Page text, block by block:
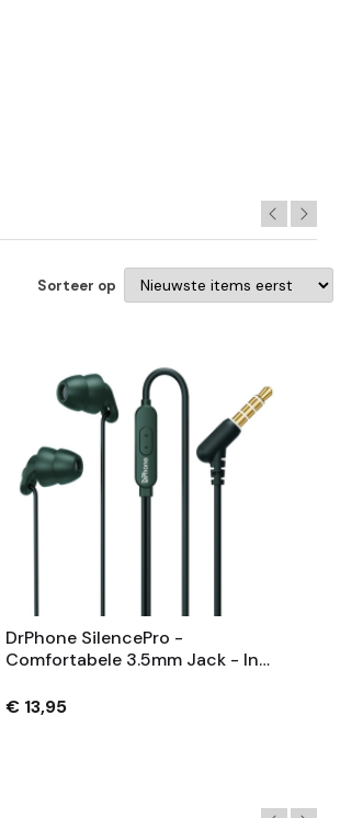
Sorteer op
DrPhone SilencePro -
Comfortabele 3.5mm Jack - In-
Ruisonderdrukking En
€ 13,95